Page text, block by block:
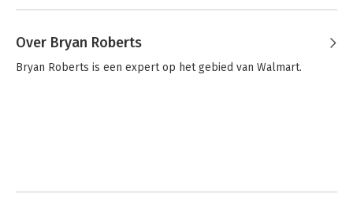
Over Bryan Roberts
Bryan Roberts is een expert op het gebied van Walmart.